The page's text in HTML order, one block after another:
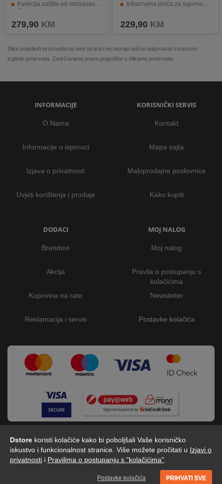
Dstore koristi kolačiće kako bi poboljšali Vaše korisničko
iskustvo i funkcionalnost stranice. Više možete pročitati u Izjavi o
privatnosti i Pravilima o postupanju s "kolačićima"
Postavke kolačića PRIHVATI SVE
Funkcija zaštite od smrzavanja i detekcija otvorenog prozora
279,90 KM
Infracrvena ploča za sigurnu upotrebu.
229,90 KM
Slike pojedinih proizvoda na web stranici ne moraju nužno odgovarati stvarnom
izgledu proizvoda. Zadržavamo pravo pogreške u slikama proizvoda.
INFORMACIJE
O Nama
Informacije o isporuci
Izjava o privatnosti
Uvjeti korištenja i prodaje
KORISNIČKI SERVIS
Kontakt
Mapa sajta
Maloprodajne poslovnice
Kako kupiti
DODACI
Brendovi
Akcija
Kupovina na rate
Reklamacija i servis
MOJ NALOG
Moj nalog
Pravila o postupanju s
kolačićima
Newsletter
Postavke kolačića
Dstore - Centar tehnike © 2026 by Digitalis d.o.o